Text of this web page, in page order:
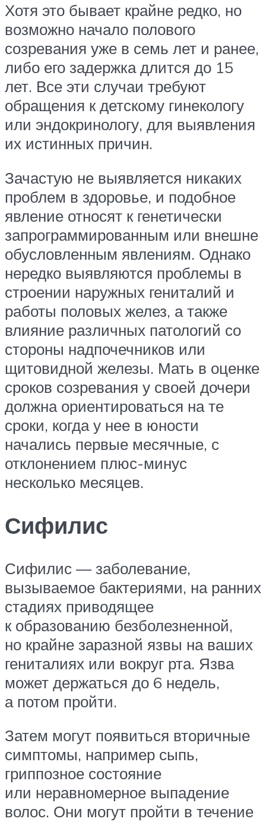
Хотя это бывает крайне редко, но
возможно начало полового
созревания уже в семь лет и ранее,
либо его задержка длится до 15
лет. Все эти случаи требуют
обращения к детскому гинекологу
или эндокринологу, для выявления
их истинных причин.
Зачастую не выявляется никаких
проблем в здоровье, и подобное
явление относят к генетически
запрограммированным или внешне
обусловленным явлениям. Однако
нередко выявляются проблемы в
строении наружных гениталий и
работы половых желез, а также
влияние различных патологий со
стороны надпочечников или
щитовидной железы. Мать в оценке
сроков созревания у своей дочери
должна ориентироваться на те
сроки, когда у нее в юности
начались первые месячные, с
отклонением плюс-минус
несколько месяцев.
Сифилис
Сифилис — заболевание,
вызываемое бактериями, на ранних
стадиях приводящее
к образованию безболезненной,
но крайне заразной язвы на ваших
гениталиях или вокруг рта. Язва
может держаться до 6 недель,
а потом пройти.
Затем могут появиться вторичные
симптомы, например сыпь,
гриппозное состояние
или неравномерное выпадение
волос. Они могут пройти в течение